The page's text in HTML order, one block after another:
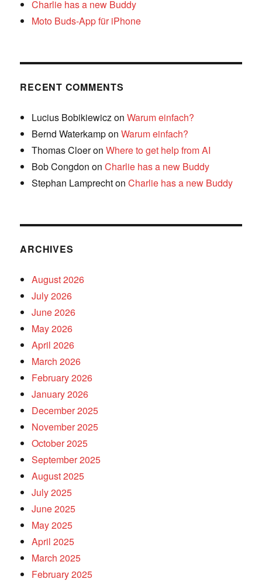
Charlie has a new Buddy
Moto Buds-App für iPhone
RECENT COMMENTS
Lucius BobikiewiczonWarum einfach?
Bernd WaterkamponWarum einfach?
Thomas CloeronWhere to get help from AI
Bob Congdon onCharlie has a new Buddy
Stephan LamprechtonCharlie has a new Buddy
ARCHIVES
August 2026
July 2026
June 2026
May 2026
April 2026
March 2026
February 2026
January 2026
December 2025
November 2025
October 2025
September 2025
August 2025
July 2025
June 2025
May 2025
April 2025
March 2025
February 2025